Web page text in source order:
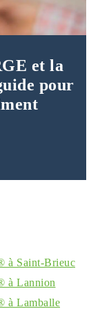
et la
pour
à Saint-Brieuc
à Lannion
à Lamballe